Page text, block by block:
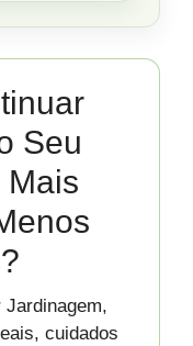
Seu
Mais
Jardinagem,
cuidados